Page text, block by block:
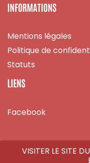
INFORMATIONS
Mentions légales
Politique de
Statuts
LIENS
Facebook
VISITER LE SITE